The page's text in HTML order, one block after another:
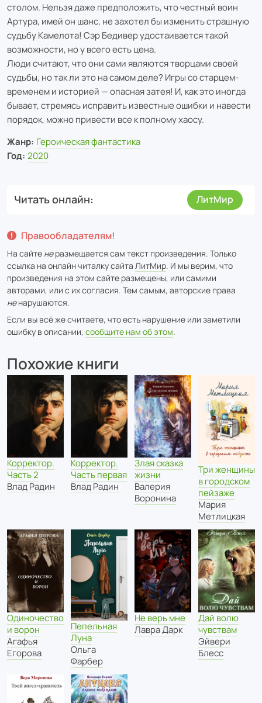
столом. Нельзя даже предположить, что честный воин
Артура, имей он шанс, не захотел бы изменить страшную
судьбу Камелота! Сэр Бедивер удостаивается такой
возможности, но у всего есть цена.
Люди считают, что они сами являются творцами своей
судьбы, но так ли это на самом деле? Игры со старцем-
временем и историей — опасная затея! И, как это иногда
бывает, стремясь исправить известные ошибки и навести
порядок, можно привести все к полному хаосу.
Жанр: Героическая фантастика
Год: 2020
Читать онлайн ЛитМир
Правообладателям!
На сайте неразмещается сам текст произведения. Только
ссылка на онлайн читалку сайта ЛитМир. И мы верим, что
произведения на этом сайте размещены, или самими
авторами, или с их согласия. Тем самым, авторские права
ненарушаются.
Если вы всё же считаете, что есть нарушение или заметили
ошибку в описании, сообщите нам об этом.
Похожие книги
Корректор.
Часть 2
Влад Радин
Корректор.
Часть первая
Влад Радин
Злая сказка
жизни
Валерия
Воронина
Три женщины
в городском
пейзаже
Мария
Метлицкая
Одиночество
и ворон
Агафья
Егорова
Пепельная
Луна
Ольга
Фарбер
Не верь мне
Лавра Дарк
Дай волю
чувствам
Эйвери
Блесс